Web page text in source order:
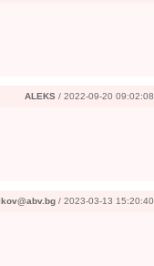
ALEKS / 2022-09-20 09:02:08
/ 2023-03-13 15:20:40